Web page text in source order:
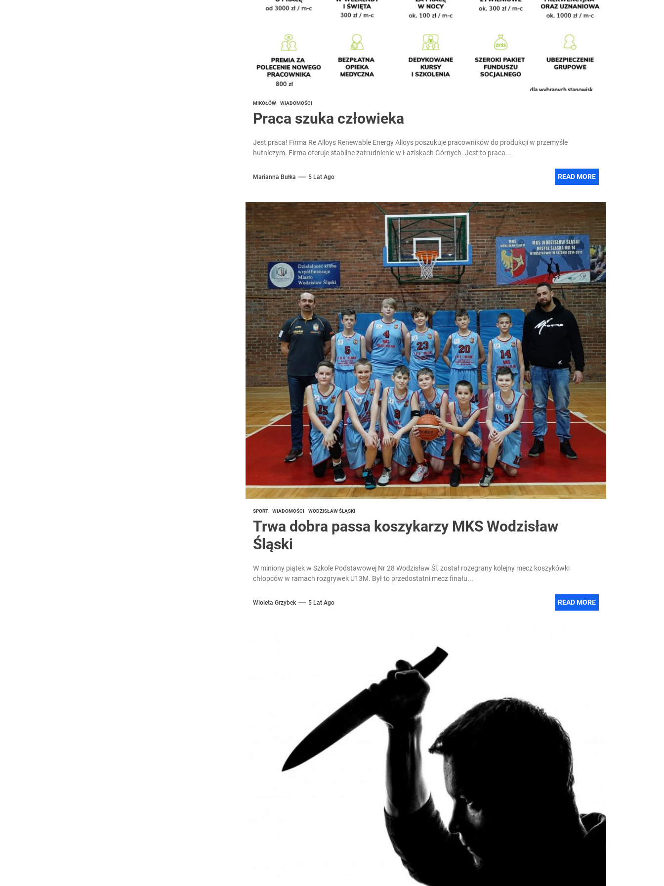
MIKOŁÓW WIADOMOŚCI
Praca szuka człowieka
Jest praca! Firma Re Alloys Renewable Energy Alloys poszukuje pracowników do produkcji w przemyśle
hutniczym. Firma oferuje stabilne zatrudnienie w Łaziskach Górnych. Jest to praca...
Marianna Bułka 5 Lat Ago READ MORE
SPORT WIADOMOŚCI WODZISŁAW ŚLĄSKI
Trwa dobra passa koszykarzy MKS Wodzisław
Śląski
W miniony piątek w Szkole Podstawowej Nr 28 Wodzisław Śl. został rozegrany kolejny mecz koszykówki
chłopców w ramach rozgrywek U13M. Był to przedostatni mecz finału...
Wioleta Grzybek 5 Lat Ago READ MORE